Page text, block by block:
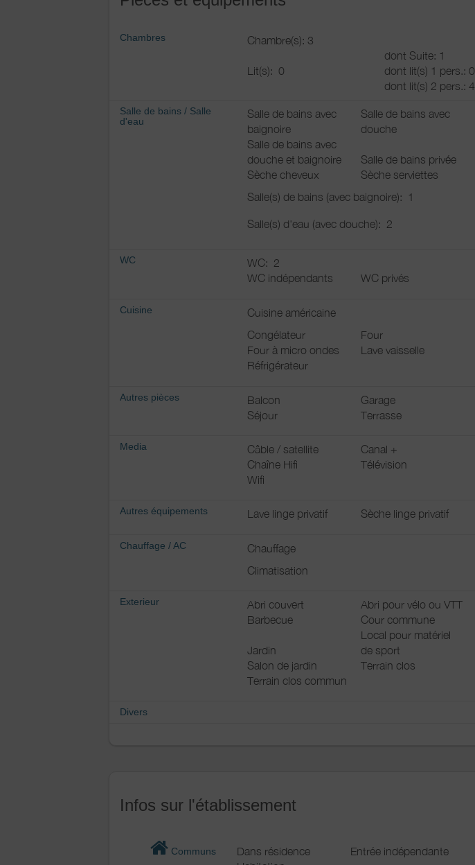
Chambres
Chambre(s): 3
dont Suite: 1
Lit(s): 0
dont lit(s) 1 pers.: 0
dont lit(s) 2 pers.: 4
Salle de bains / Salle
d'eau
Salle de bains avec
baignoire
Salle de bains avec
douche
Salle de bains avec
douche et baignoire
Salle de bains privée
Sèche cheveux
Sèche serviettes
Salle(s) de bains (avec baignoire):
1
Salle(s) d'eau (avec douche): 2
WC WC: 2
WC indépendants
WC privés
Cuisine
Cuisine américaine
Congélateur
Four
Four à micro ondes
Lave vaisselle
Réfrigérateur
Autres pièces Balcon
Garage
Séjour
Terrasse
Media Câble / satellite
Canal +
Chaîne Hifi
Télévision
Wifi
Autres équipements Lave linge privatif Sèche linge privatif
Chauffage / AC
Chauffage
Climatisation
Exterieur Abri couvert
Abri pour vélo ou VTT
Barbecue
Cour commune
Jardin
Local pour matériel
de sport
Salon de jardin
Terrain clos
Terrain clos commun
Divers
Infos sur l'établissement
Communs Dans résidence
Entrée indépendante